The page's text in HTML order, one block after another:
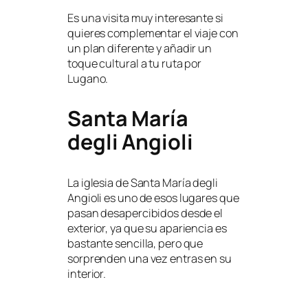
Es una visita muy interesante si
quieres complementar el viaje con
un plan diferente y añadir un
toque cultural a tu ruta por
Lugano.
Santa María
degli Angioli
La iglesia de Santa María degli
Angioli es uno de esos lugares que
pasan desapercibidos desde el
exterior, ya que su apariencia es
bastante sencilla, pero que
sorprenden una vez entras en su
interior.